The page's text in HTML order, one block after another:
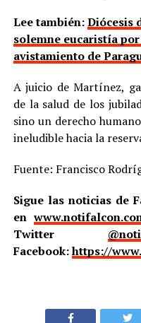
Lee también:Diócesis
solemne eucaristía
avistamiento de
A juicio de Martínez,
de la salud de los
sino un derecho
ineludible hacia la
Fuente: Francisco
Sigue las noticias de
en
Twitter
Facebook:https://